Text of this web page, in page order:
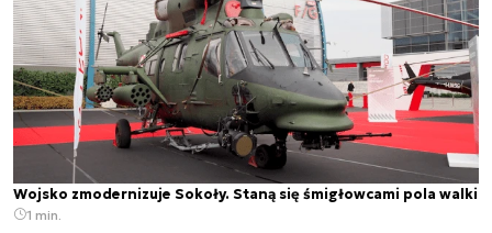
Wojsko zmodernizuje Sokoły. Staną się śmigłowcami pola walki
1 min.